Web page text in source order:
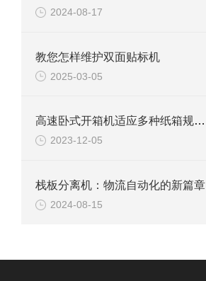
2024-08-17
教您怎样维护双面贴标机
2025-03-05
高速卧式开箱机适应多种纸箱规格，实现快速开箱
2023-12-05
栈板分离机：物流自动化的新篇章
2024-08-15